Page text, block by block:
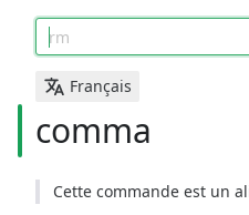
rm
Français
comma
Cette commande est un